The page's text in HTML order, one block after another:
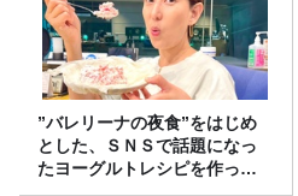
”バレリーナの夜食”をはじめ
とした、ＳＮＳで話題になっ
たヨーグルトレシピを作って
みた！